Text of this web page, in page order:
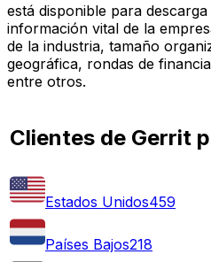
está disponible para
información vital de la
de la industria, tamaño
geográfica, rondas de
entre otros.
Clientes de Gerrit
Estados Unidos459
Países Bajos218